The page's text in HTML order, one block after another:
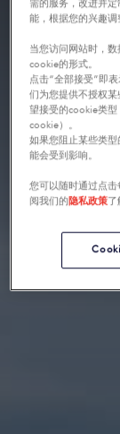
需的服务，改进并
能，根据您的兴趣调
当您访问网站时，
cookie的形式。
点击“全部接受”即
们为您提供不授权
望接受的cookie类
cookie）。
如果您阻止某些类
能会受到影响。
您可以随时通过点
阅我们的 隐私政策了